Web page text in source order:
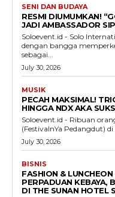
SENI DAN BUDAYA
RESMI DIUMUMKAN!
JADI AMBASSADOR
Soloevent.id - Solo
dengan bangga
sebagai...
July 30, 2026
MUSIK
PECAH MAKSIMAL!
HINGGA NDX AKA
Soloevent.id - Ribuan
(FestivalnYa Pedangdut) di
July 30, 2026
BISNIS
FASHION &
PERPADUAN KEBAYA,
DI THE SUNAN HOTEL